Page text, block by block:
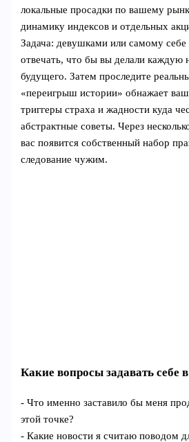
локальные просадки по вашему
динамику индексов и отдельных
Задача: девушками или самому
отвечать, что бы вы делали каждую
будущего. Затем проследите
«переигрыш истории» обнажает
триггеры страха и жадности куда
абстрактные советы. Через
вас появится собственный набор
следование чужим.
Какие вопросы задавать себе
- Что именно заставило бы меня
этой точке?
- Какие новости я считаю поводом